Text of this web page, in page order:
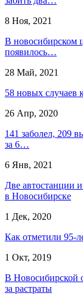
8 Ноя, 2021
В новосибирском
появилось…
28 Май, 2021
58 новых случаев
26 Апр, 2020
141 заболел, 209
за 6…
6 Янв, 2021
Две автостанции
в Новосибирске
1 Дек, 2020
Как отметили 95-
1 Окт, 2019
В Новосибирской
за растраты